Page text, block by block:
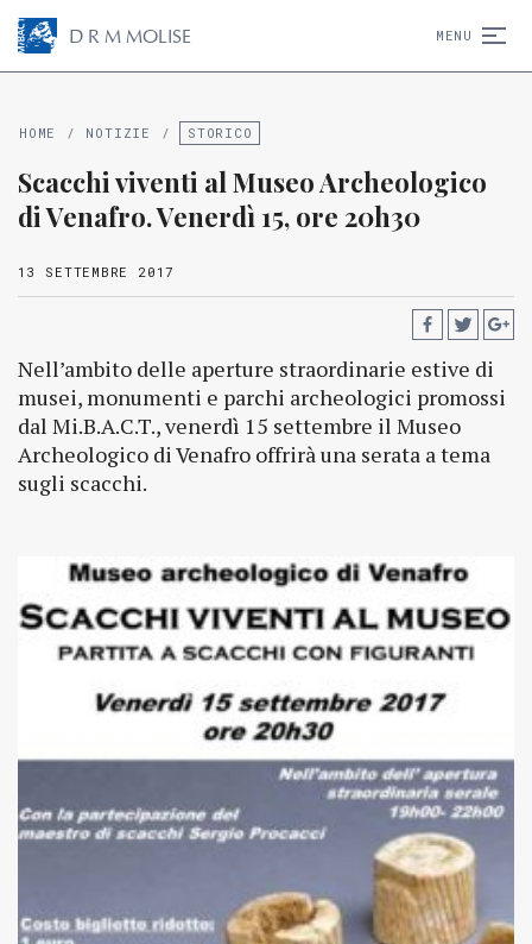
D R M MOLISE MENU
HOME / NOTIZIE / STORICO
Scacchi viventi al Museo Archeologico
di Venafro. Venerdì 15, ore 20h30
13 SETTEMBRE 2017
Nell’ambito delle aperture straordinarie estive di
musei, monumenti e parchi archeologici promossi
dal Mi.B.A.C.T., venerdì 15 settembre il Museo
Archeologico di Venafro offrirà una serata a tema
sugli scacchi.